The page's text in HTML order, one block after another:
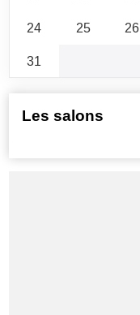
24
25 26
31
Les salons